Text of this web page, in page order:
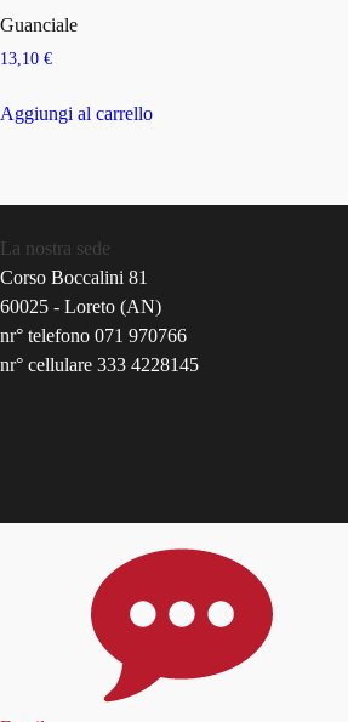
Guanciale
13,10 €
Aggiungi al carrello
La nostra sede
Corso Boccalini 81
60025 - Loreto (AN)
nr° telefono 071 970766
nr° cellulare 333 4228145